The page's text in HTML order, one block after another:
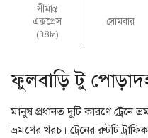
সীমান্ত
এক্সপ্রেস
(৭৪৮)
সোমবার
ফুলবাড়ি টু পোড়াদহ
মানুষ প্রধানত দুটি কারণে
ভ্রমণের খরচ। ট্রেনের রুটটি